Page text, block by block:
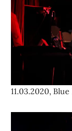
11.03.2020,